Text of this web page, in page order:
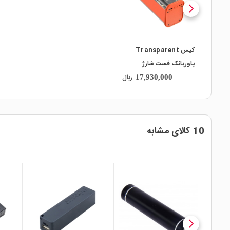
کیس Transparent
پاوربانک فست شارژ
20000mAh با خروجی
17,930,000 ریال
10 کالای مشابه